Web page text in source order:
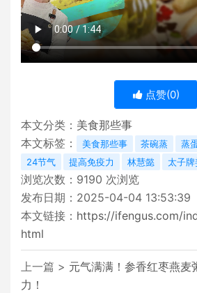
点赞(0)
本文分类： 美食那些事
本文标签：
美食那些事 茶碗蒸 蒸
24节气
提高免疫力 林慧懿 太子牌
浏览次数： 9190 次浏览
发布日期：2025-04-04 13:53:39
本文链接： https://ifengus.com/
html
上一篇 > 元气满满！参香红枣燕麦
力！